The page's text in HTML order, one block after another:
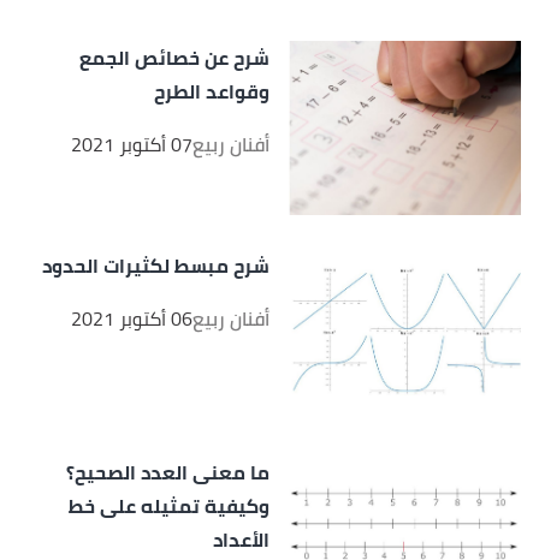
شرح عن خصائص الجمع
وقواعد الطرح
أفنان ربيع07 أكتوبر 2021
شرح مبسط لكثيرات الحدود
أفنان ربيع06 أكتوبر 2021
ما معنى العدد الصحيح؟
وكيفية تمثيله على خط
الأعداد